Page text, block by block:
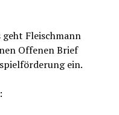
Fleischmann
Offenen Brief
ein.